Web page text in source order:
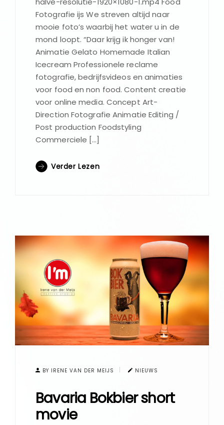
Fotografie ijs We streven altijd naar
mooie foto’s waarbij het water u in de
mond loopt. “Daar krijg ik honger van!
Animatie Gelato Homemade Italian
Icecream Professionele reclame
fotografie, bedrijfsvideos en animaties
voor food en non food. Content creatie
voor online media. Concept Art-
Direction Fotografie Animatie Editing /
Post production Foodstyling
Commerciele […]
Verder Lezen
BY IRENE VAN DER MEIJS NIEUWS
Bavaria Bokbier short
movie